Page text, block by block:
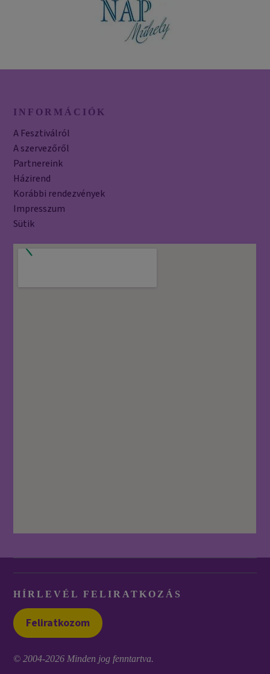
INFORMÁCIÓK
A Fesztiválról
A szervezőről
Partnereink
Házirend
Korábbi rendezvények
Impresszum
Sütik
HÍRLEVÉL FELIRATKOZÁS
Feliratkozom
© 2004-2026 Minden jog fenntartva.